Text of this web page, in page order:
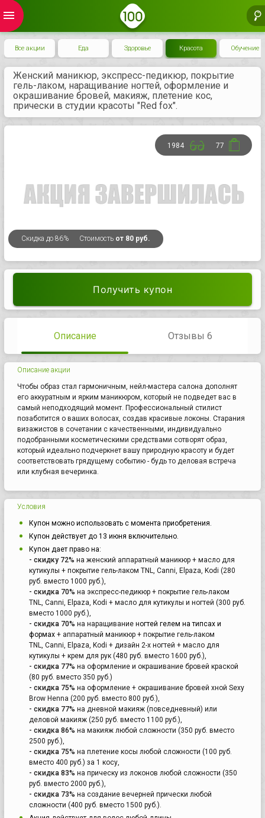
menu
Все акции Еда Здоровье Красота Обучение
Женский маникюр, экспресс-педикюр, покрытие
гель-лаком, наращивание ногтей, оформление и
окрашивание бровей, макияж, плетение кос,
прически в студии красоты "Red fox".
Скидка до 86% Стоимость от 80 руб.
1984 77
Получить купон
Описание Отзывы 6
Описание акции
Чтобы образ стал гармоничным, нейл-мастера салона дополнят
его аккуратным и ярким маникюром, который не подведет вас в
самый неподходящий момент. Профессиональный стилист
позаботится о ваших волосах, создав красивые локоны. Старания
визажистов в сочетании с качественными, индивидуально
подобранными косметическими средствами сотворят образ,
который идеально подчеркнет вашу природную красоту и будет
соответствовать грядущему событию - будь то деловая встреча
или клубная вечеринка.
Условия
Купон можно использовать с момента приобретения.
Купон действует до 13 июня включительно.
Купон дает право на:
- скидку 72% на женский аппаратный маникюр + масло для
кутикулы + покрытие гель-лаком TNL, Canni, Elpaza, Kodi (280
руб. вместо 1000 руб.),
- скидка 70% на экспресс-педикюр + покрытие гель-лаком
TNL, Canni, Elpaza, Kodi + масло для кутикулы и ногтей (300 руб.
вместо 1000 руб.),
- скидка 70% на наращивание ногтей гелем на типсах и
формах + аппаратный маникюр + покрытие гель-лаком
TNL, Canni, Elpaza, Kodi + дизайн 2-х ногтей + масло для
кутикулы + крем для рук (480 руб. вместо 1600 руб.),
- скидка 77% на оформление и окрашивание бровей краской
(80 руб. вместо 350 руб.)
- скидка 75% на оформление + окрашивание бровей хной Sexy
Brow Henna (200 руб. вместо 800 руб.),
- скидка 77% на дневной макияж (повседневный) или
деловой макияж (250 руб. вместо 1100 руб.),
- скидка 86% на макияж любой сложности (350 руб. вместо
2500 руб.),
- скидка 75% на плетение косы любой сложности (100 руб.
вместо 400 руб.) за 1 косу,
- скидка 83% на прическу из локонов любой сложности (350
руб. вместо 2000 руб.),
- скидка 73% на создание вечерней прически любой
сложности (400 руб. вместо 1500 руб.).